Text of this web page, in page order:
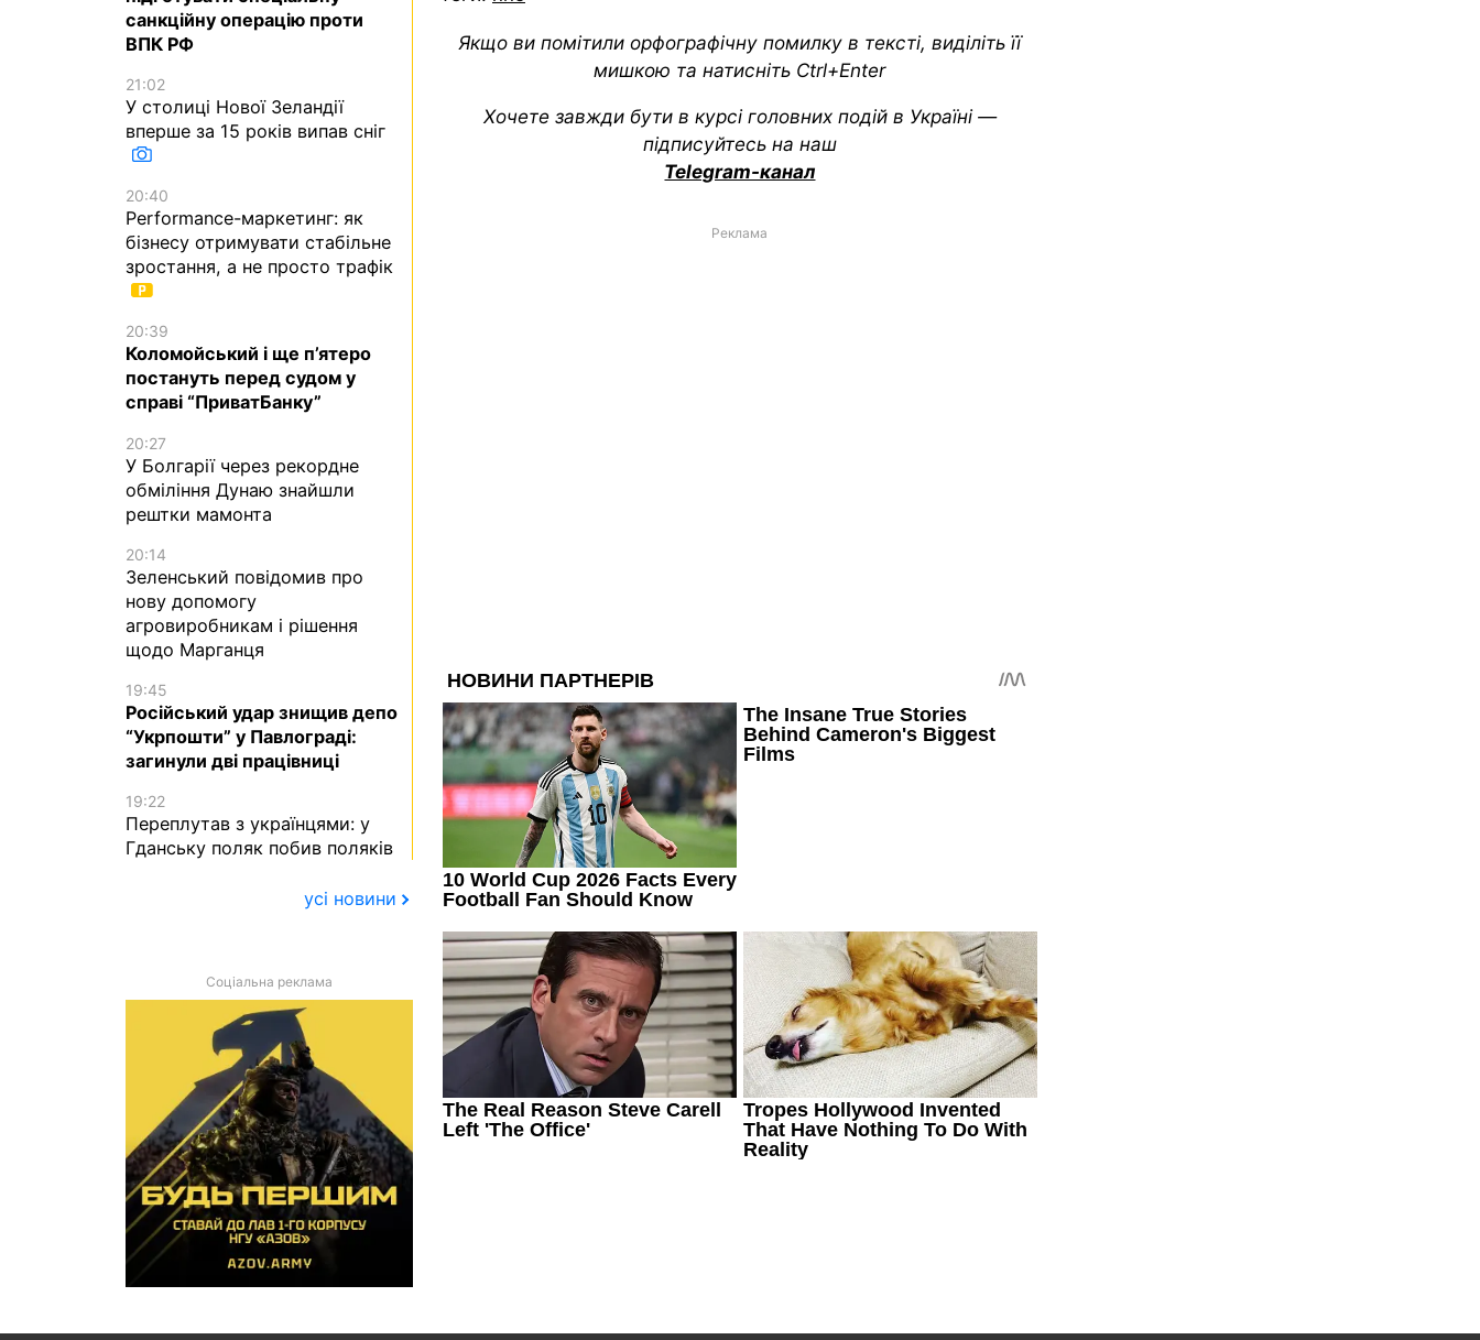
Якщо ви помітили орфографічну помилку в тексті, виділіть її
мишкою та натисніть Ctrl+Enter
Хочете завжди бути в курсі головних подій в Україні —
підписуйтесь на наш
Telegram-канал
Реклама
санкційну операцію проти
ВПК РФ
21:02
У столиці Нової Зеландії
вперше за 15 років випав сніг
20:40
Performance-маркетинг: як
бізнесу отримувати стабільне
зростання, а не просто трафік
20:39
Коломойський і ще п’ятеро
постануть перед судом у
справі “ПриватБанку”
20:27
У Болгарії через рекордне
обміління Дунаю знайшли
рештки мамонта
20:14
Зеленський повідомив про
нову допомогу
агровиробникам і рішення
щодо Марганця
19:45
Російський удар знищив депо
“Укрпошти” у Павлограді:
загинули дві працівниці
19:22
Переплутав з українцями: у
Гданську поляк побив поляків
усі новини
Соціальна реклама